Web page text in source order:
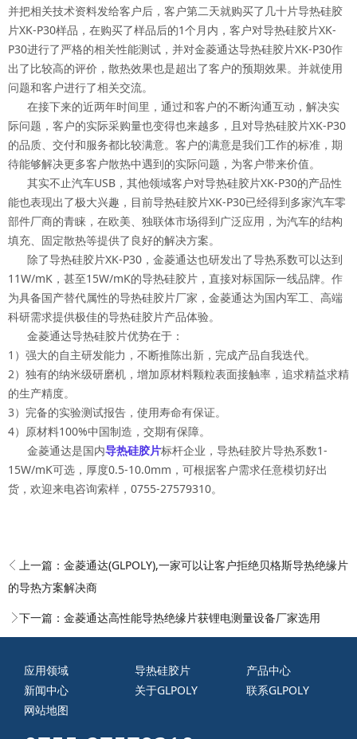
并把相关技术资料发给客户后，客户第二天就购买了几十片导热硅胶
片XK-P30样品，在购买了样品后的1个月内，客户对导热硅胶片XK-
P30进行了严格的相关性能测试，并对金菱通达导热硅胶片XK-P30作
出了比较高的评价，散热效果也是超出了客户的预期效果。并就使用
问题和客户进行了相关交流。
在接下来的近两年时间里，通过和客户的不断沟通互动，解决实
际问题，客户的实际采购量也变得也来越多，且对导热硅胶片XK-P30
的品质、交付和服务都比较满意。客户的满意是我们工作的标准，期
待能够解决更多客户散热中遇到的实际问题，为客户带来价值。
其实不止汽车USB，其他领域客户对导热硅胶片XK-P30的产品性
能也表现出了极大兴趣，目前导热硅胶片XK-P30已经得到多家汽车零
部件厂商的青睐，在欧美、独联体市场得到广泛应用，为汽车的结构
填充、固定散热等提供了良好的解决方案。
除了导热硅胶片XK-P30，金菱通达也研发出了导热系数可以达到
11W/mK，甚至15W/mK的导热硅胶片，直接对标国际一线品牌。作
为具备国产替代属性的导热硅胶片厂家，金菱通达为国内军工、高端
科研需求提供极佳的导热硅胶片产品体验。
金菱通达导热硅胶片优势在于：
1）强大的自主研发能力，不断推陈出新，完成产品自我迭代。
2）独有的纳米级研磨机，增加原材料颗粒表面接触率，追求精益求精
的生产精度。
3）完备的实验测试报告，使用寿命有保证。
4）原材料100%中国制造，交期有保障。
金菱通达是国内导热硅胶片标杆企业，导热硅胶片导热系数1-
15W/mK可选，厚度0.5-10.0mm，可根据客户需求任意模切好出
货，欢迎来电咨询索样，0755-27579310。
上一篇： 金菱通达(GLPOLY),一家可以让客户拒绝贝格斯导热绝缘片
的导热方案解决商
下一篇： 金菱通达高性能导热绝缘片获锂电测量设备厂家选用
应用领域 导热硅胶片
产品中心
新闻中心
关于GLPOLY
联系GLPOLY
网站地图